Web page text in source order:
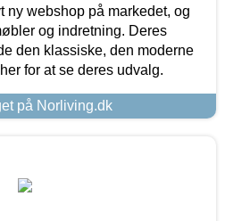
ny webshop på markedet, og
og indretning. Deres
den klassiske, den moderne
for at se deres udvalg.
på Norliving.dk